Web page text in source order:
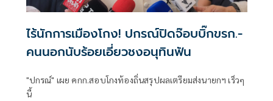
ไร้นักการเมืองโกง! ปกรณ์ปิดจ๊อบบิ๊กขรก.-
คนนอกนับร้อยเอี่ยวชงอนุทินฟัน
"ปกรณ์" เผย คกก.สอบโกงท้องถิ่นสรุปผลเตรียมส่งนายกฯ เร็วๆ
นี้